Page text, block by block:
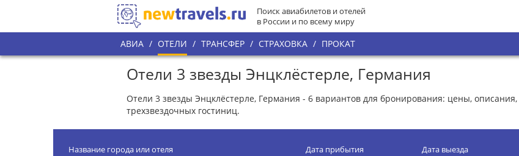
Поиск авиабилетов и отелей
в России и по всему миру
АВИА / ОТЕЛИ / ТРАНСФЕР / СТРАХОВКА / ПРОКАТ
Отели 3 звезды Энцклёстерле, Германия
Отели 3 звезды Энцклёстерле, Германия - 6 вариантов для бронирования: цены, описания,
трехзвездочных гостиниц.
Название города или отеля Дата прибытия Дата выезда